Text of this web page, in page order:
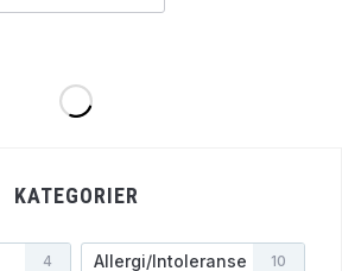
KATEGORIER
4 Allergi/Intoleranse 10